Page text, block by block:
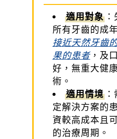
適用對象：
所有牙齒的成
接近天然牙齒
果的患者，及
好，無重大健
術。
適用情境：
定解決方案的
資較高成本且
的治療周期。